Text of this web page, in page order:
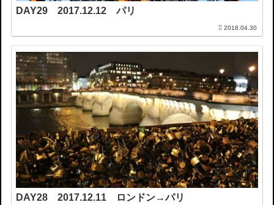
DAY29 2017.12.12 パリ
2018.04.30
DAY28 2017.12.11 ロンドン→パリ